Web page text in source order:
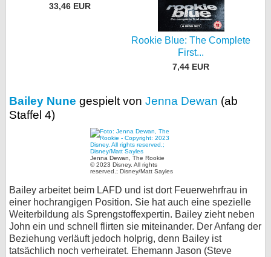
33,46 EUR
Rookie Blue: The Complete
First...
7,44 EUR
Bailey Nune gespielt von Jenna Dewan (ab
Staffel 4)
Jenna Dewan, The Rookie
© 2023 Disney. All rights
reserved.; Disney/Matt Sayles
Bailey arbeitet beim LAFD und ist dort Feuerwehrfrau in
einer hochrangigen Position. Sie hat auch eine spezielle
Weiterbildung als Sprengstoffexpertin. Bailey zieht neben
John ein und schnell flirten sie miteinander. Der Anfang der
Beziehung verläuft jedoch holprig, denn Bailey ist
tatsächlich noch verheiratet. Ehemann Jason (Steve